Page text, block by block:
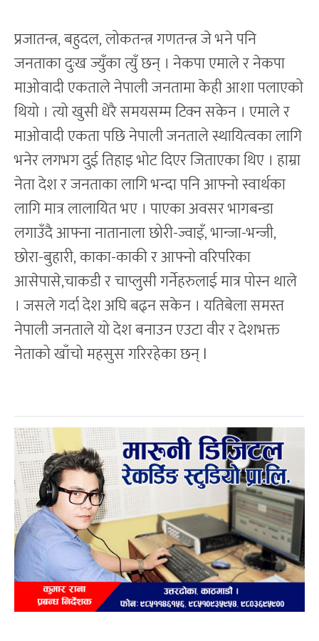
प्रजातन्त्र, बहुदल, लोकतन्त्र गणतन्त्र जे भने पनि
जनताका दुःख ज्युँका त्युँ छन् । नेकपा एमाले र नेकपा
माओवादी एकताले नेपाली जनतामा केही आशा पलाएको
थियो । त्यो खुसी धेरै समयसम्म टिक्न सकेन । एमाले र
माओवादी एकता पछि नेपाली जनताले स्थायित्वका लागि
भनेर लगभग दुई तिहाइ भोट दिएर जिताएका थिए । हाम्रा
नेता देश र जनताका लागि भन्दा पनि आफ्नो स्वार्थका
लागि मात्र लालायित भए । पाएका अवसर भागबन्डा
लगाउँदै आफ्ना नातानाला छोरी-ज्वाइँ, भान्जा-भन्जी,
छोरा-बुहारी, काका-काकी र आफ्नो वरिपरिका
आसेपासे,चाकडी र चाप्लुसी गर्नेहरुलाई मात्र पोस्न थाले
। जसले गर्दा देश अघि बढ्न सकेन । यतिबेला समस्त
नेपाली जनताले यो देश बनाउन एउटा वीर र देशभक्त
नेताको खाँचो महसुस गरिरहेका छन् l